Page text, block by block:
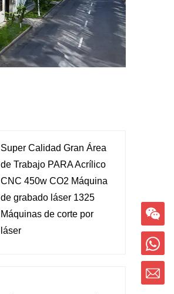
Super Calidad Gran Área
de Trabajo PARA Acrílico
CNC 450w CO2 Máquina
de grabado láser 1325
Máquinas de corte por
láser